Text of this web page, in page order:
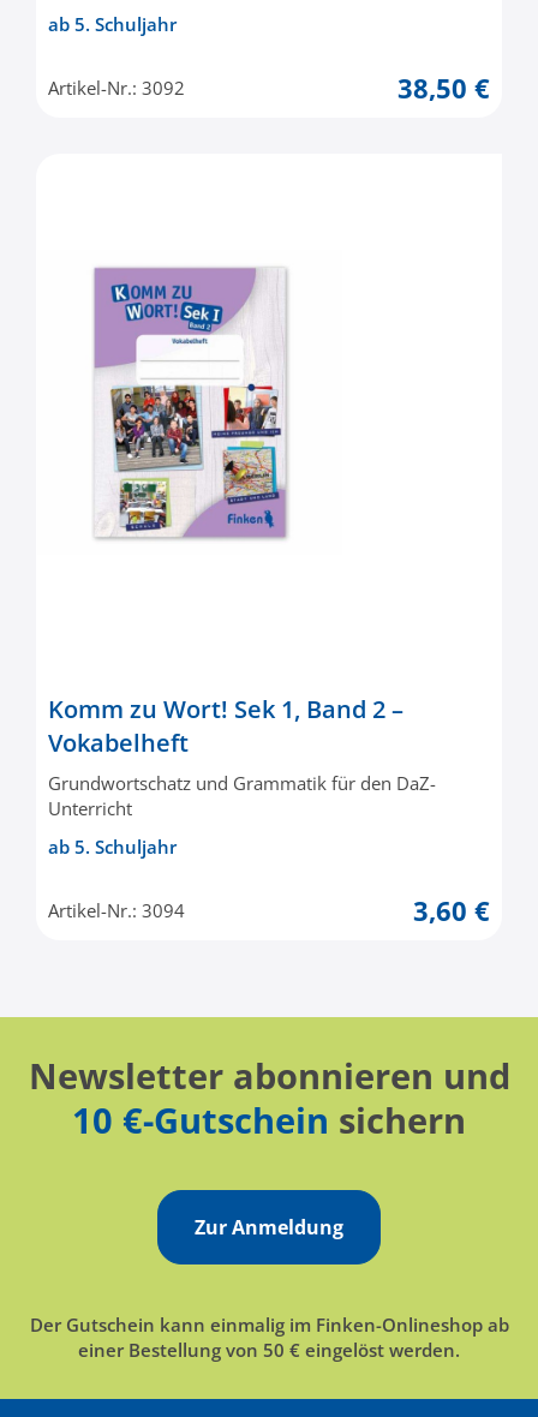
ab 5. Schuljahr
Artikel-Nr.: 3092 38,50 €
Komm zu Wort! Sek 1, Band 2 –
Vokabelheft
Grundwortschatz und Grammatik für den DaZ-
Unterricht
ab 5. Schuljahr
Artikel-Nr.: 3094 3,60 €
Newsletter abonnieren und
10 €-Gutschein sichern
Zur Anmeldung
Der Gutschein kann einmalig im Finken-Onlineshop ab
einer Bestellung von 50 € eingelöst werden.